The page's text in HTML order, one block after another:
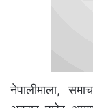
नेपालीमाला,